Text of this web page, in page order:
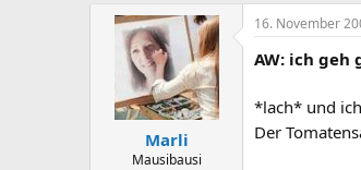
Marli
Mausibausi
16. November
AW: ich
*lach* und
Der